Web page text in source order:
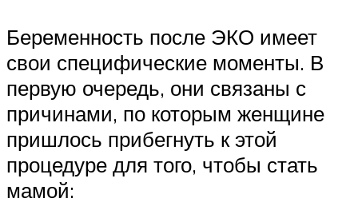
Беременность после ЭКО имеет
свои специфические моменты. В
первую очередь, они связаны с
причинами, по которым женщине
пришлось прибегнуть к этой
процедуре для того, чтобы стать
мамой: